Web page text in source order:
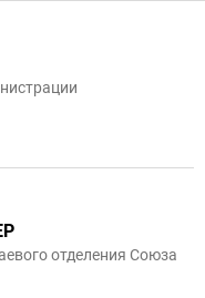
отделения Союза